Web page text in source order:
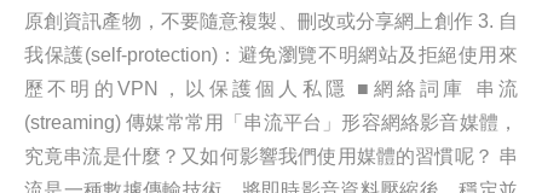
原創資訊產物，不要隨意複製、刪改或分享網上創作 3. 自
我保護(self-protection)：避免瀏覽不明網站及拒絕使用來
歷不明的VPN，以保護個人私隱 ■網絡詞庫 串流
(streaming) 傳媒常常用「串流平台」形容網絡影音媒體，
究竟串流是什麼？又如何影響我們使用媒體的習慣呢？ 串